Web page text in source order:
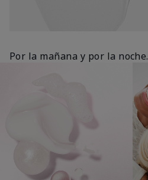
Por la mañana y por la noche.